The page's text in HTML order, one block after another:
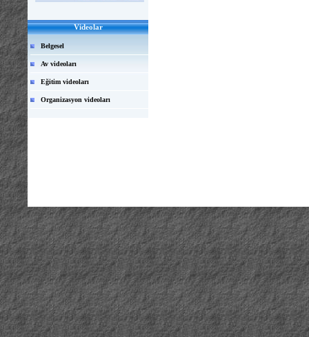
Videolar
Belgesel
Av videoları
Eğitim videoları
Organizasyon videoları